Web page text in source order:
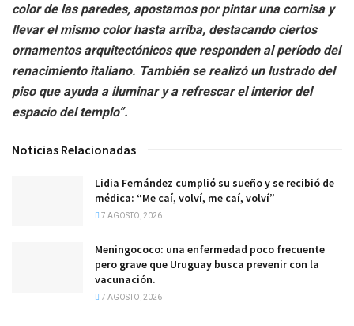
color de las paredes, apostamos por pintar una cornisa y
llevar el mismo color hasta arriba, destacando ciertos
ornamentos arquitectónicos que responden al período del
renacimiento italiano. También se realizó un lustrado del
piso que ayuda a iluminar y a refrescar el interior del
espacio del templo”.
Noticias Relacionadas
Lidia Fernández cumplió su sueño y se recibió de
médica: “Me caí, volví, me caí, volví”
7 AGOSTO, 2026
Meningococo: una enfermedad poco frecuente
pero grave que Uruguay busca prevenir con la
vacunación.
7 AGOSTO, 2026